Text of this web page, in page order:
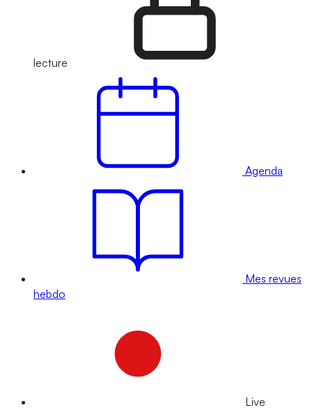
lecture
Agenda
Mes revues
hebdo
Live